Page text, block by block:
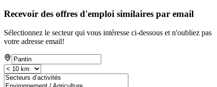
Recevoir des offres d'emploi similaires par email
Sélectionnez le secteur qui vous intéresse ci-dessous et n'oubliez pas
votre adresse email!